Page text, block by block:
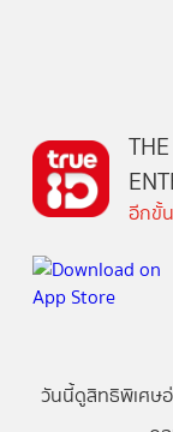
อีกขั้
วันนี้ดูสิทธิพิเศษ